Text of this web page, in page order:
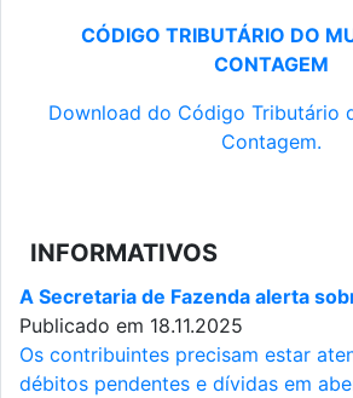
CÓDIGO TRIBUTÁRIO DO
CONTAGEM
Download do Código Tributário
Contagem.
INFORMATIVOS
A Secretaria de Fazenda alerta
Publicado em 18.11.2025
Os contribuintes precisam estar
débitos pendentes e dívidas em